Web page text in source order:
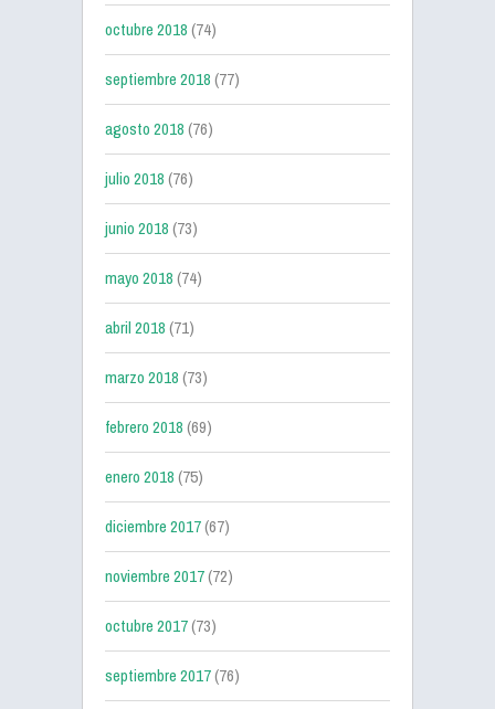
octubre 2018(74)
septiembre 2018(77)
agosto 2018(76)
julio 2018(76)
junio 2018(73)
mayo 2018(74)
abril 2018(71)
marzo 2018(73)
febrero 2018(69)
enero 2018(75)
diciembre 2017(67)
noviembre 2017(72)
octubre 2017(73)
septiembre 2017(76)